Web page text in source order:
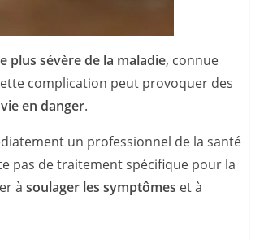
plus sévère de la maladie, connue
complication peut provoquer des
en danger.
un professionnel de la santé
pas de traitement spécifique pour la
à soulager les symptômes et à